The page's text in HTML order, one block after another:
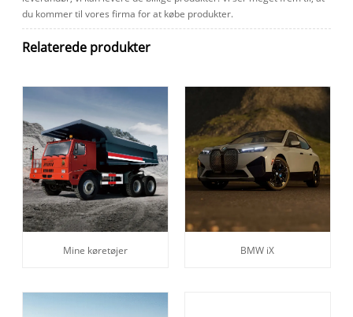
du kommer til vores firma for at købe produkter.
Relaterede produkter
Mine køretøjer BMW iX